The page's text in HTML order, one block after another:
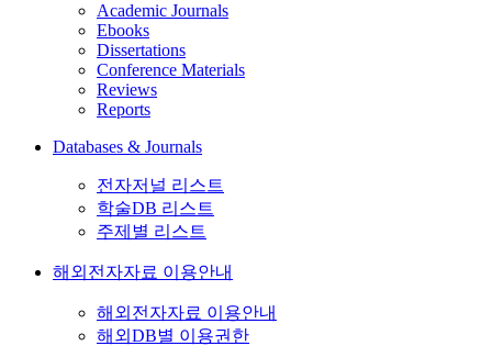
Academic Journals
Ebooks
Dissertations
Conference Materials
Reviews
Reports
Databases & Journals
전자저널 리스트
학술DB 리스트
주제별 리스트
해외전자자료 이용안내
해외전자자료 이용안내
해외DB별 이용권한